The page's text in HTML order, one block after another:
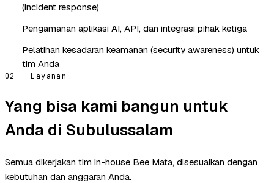
(incident response)
Pengamanan aplikasi AI, API, dan integrasi pihak ketiga
Pelatihan kesadaran keamanan (security awareness) untuk
tim Anda
02 — Layanan
Yang bisa kami bangun untuk
Anda di Subulussalam
Semua dikerjakan tim in-house Bee Mata, disesuaikan dengan
kebutuhan dan anggaran Anda.